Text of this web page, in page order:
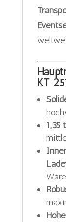
KT
1,35